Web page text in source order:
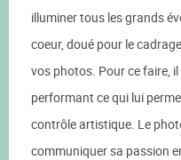
illuminer tous les grands
coeur, doué pour le
vos photos. Pour ce faire,
performant ce qui lui
contrôle artistique. Le
communiquer sa passion